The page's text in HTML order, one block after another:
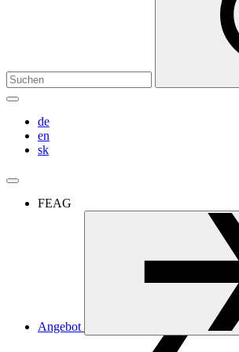
de
en
sk
FEAG
Angebot